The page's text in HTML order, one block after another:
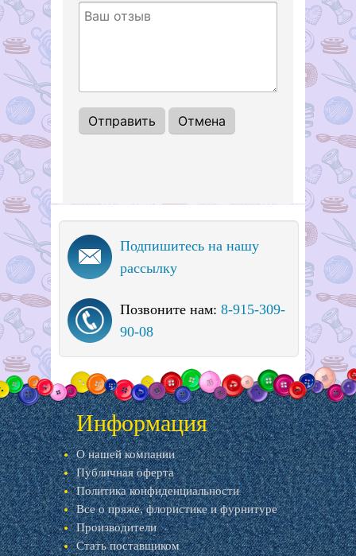
Подпишитесь на нашу
рассылку
Позвоните нам: 8-915-309-
90-08
Информация
О нашей компании
Публичная оферта
Политика конфиденциальности
Все о пряже, флористике и фурнитуре
Производители
Стать поставщиком